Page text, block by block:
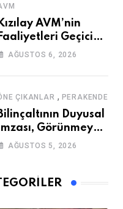
Kızılay AVM’nin
Faaliyetleri Geçici
Durduruldu
AĞUSTOS 6, 2026
ÇIKANLAR , PERAKENDE
Duyusal
İmzası, Görünmeyen
AĞUSTOS 5, 2026